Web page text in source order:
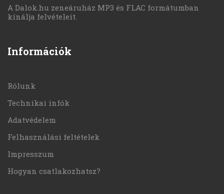
A Dalok.hu zeneáruház MP3 és FLAC formátumban
kínálja felvételeit.
Információk
Rólunk
Technikai infók
Adatvédelem
Felhasználási feltételek
Impresszum
Hogyan csatlakozhatsz?